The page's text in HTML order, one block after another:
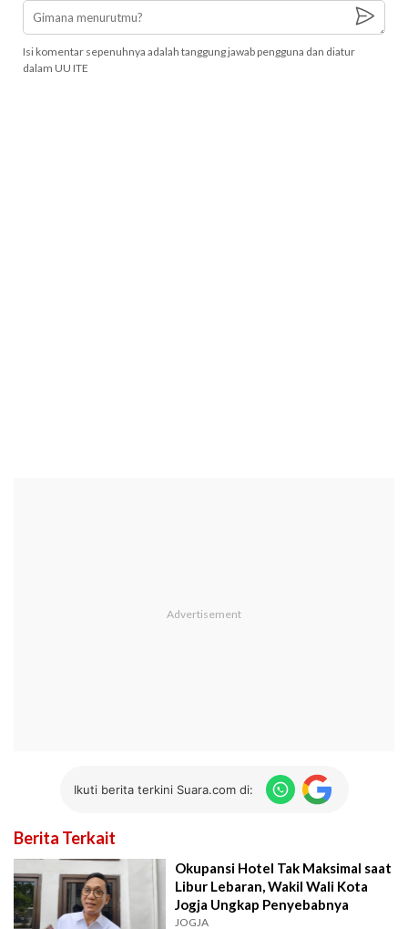
Isi komentar sepenuhnya adalah tanggung jawab pengguna dan diatur
dalam UU ITE
Ikuti berita terkini Suara.com di:
Berita Terkait
Okupansi Hotel Tak Maksimal saat
Libur Lebaran, Wakil Wali Kota
Jogja Ungkap Penyebabnya
JOGJA